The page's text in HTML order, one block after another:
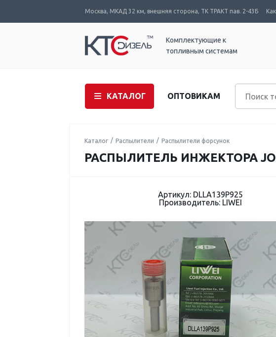
Москва, МКАД 32 км, внешняя сторона, ТК ТРАКТ пав. 2-43Б
Комплектующие к
топливным системам
КАТАЛОГ ОПТОВИКАМ
Каталог Распылители Распылители форсунок
РАСПЫЛИТЕЛЬ ИНЖЕКТОРА
Артикул: DLLA139P925
Производитель: LIWEI